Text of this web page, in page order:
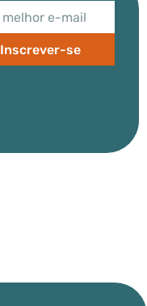
Inscrever-se